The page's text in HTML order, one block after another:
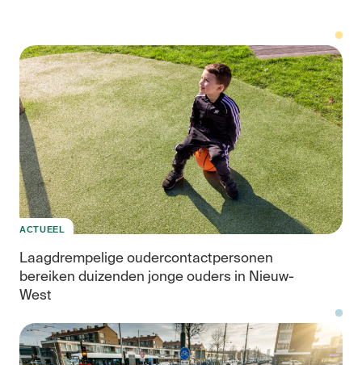
de
ACTUEEL
Laagdrempelige oudercontactpersonen
bereiken duizenden jonge ouders in Nieuw-
West
en